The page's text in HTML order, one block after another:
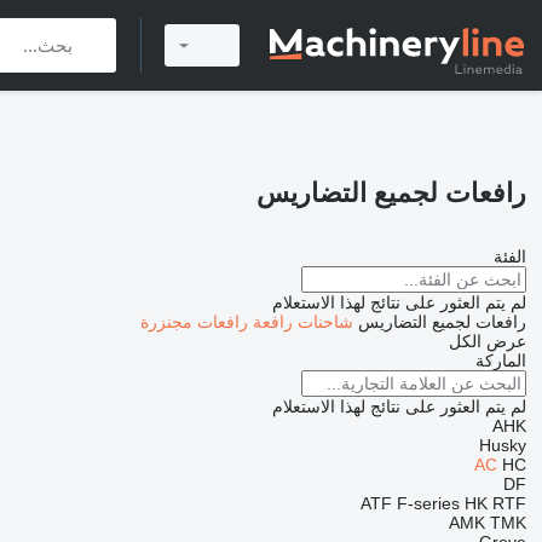
رافعات لجميع التضاريس
الفئة
لم يتم العثور على نتائج لهذا الاستعلام
رافعات لجميع التضاريس شاحنات رافعة رافعات مجنزرة
عرض الكل
الماركة
لم يتم العثور على نتائج لهذا الاستعلام
AHK
Husky
AC HC
DF
ATF F-series HK RTF
AMK TMK